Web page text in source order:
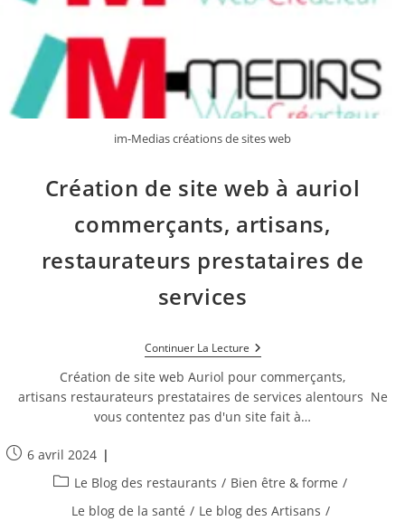
im-Medias créations de sites web
Création de site web à auriol
commerçants, artisans,
restaurateurs prestataires de
services
Continuer La LectureCréation
De
Site
Web
À
Auriol
Prestataires
De
Services
Création de site web Auriol pour commerçants,
artisans restaurateurs prestataires de services alentours Ne
vous contentez pas d'un site fait à…
Publication
publiée :
6 avril 2024
PostLe Blog des restaurants / Bien être & forme /
Le blog de la santé / Le blog des Artisans /